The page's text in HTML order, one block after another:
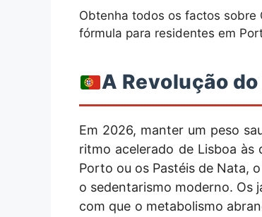
Obtenha todos os factos sobre
fórmula para residentes em
A Revolução
Em 2026, manter um peso
ritmo acelerado de Lisboa às
Porto ou os Pastéis de Nata,
o sedentarismo moderno. Os
com que o metabolismo